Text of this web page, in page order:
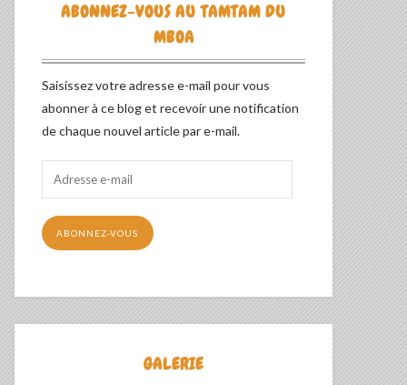
ABONNEZ-VOUS AU TAMTAM DU
MBOA
Saisissez votre adresse e-mail pour vous
abonner à ce blog et recevoir une notification
de chaque nouvel article par e-mail.
mail
ABONNEZ-VOUS
GALERIE